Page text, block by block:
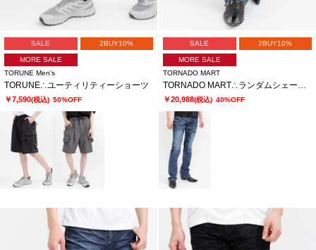
SALE 2BUY10%
MORE SALE
TORUNE Men's
TORUNE∴ユーティリティーショーツ
￥7,590(税込) 50%OFF
SALE 2BUY10%
MORE SALE
TORNADO MART
TORNADO MART∴ランダムシェービングシューカットデニム
￥20,988(税込) 40%OFF